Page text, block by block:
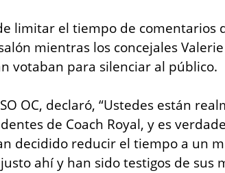
limitar el tiempo de comentarios
mientras los concejales Valerie
votaban para silenciar al público.
OC, declaró, “Ustedes están
de Coach Royal, y es
decidido reducir el tiempo a un
ahí y han sido testigos de sus